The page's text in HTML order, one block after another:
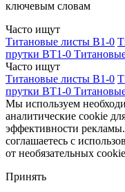
ключевым словам
Часто ищут
Титановые листы В1-0
прутки ВТ1-0
Часто ищут
Титановые листы В1-0
прутки ВТ1-0
Мы используем
аналитические cookie
эффективности
соглашаетесь с
от необязательных
Принять